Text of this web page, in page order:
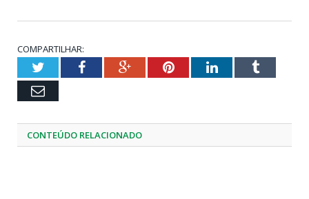
COMPARTILHAR:
TwitterFacebookGoogle+PinterestLinkedInTumblr
Email
CONTEÚDO RELACIONADO